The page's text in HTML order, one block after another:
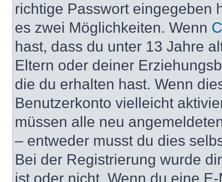
richtige Passwort eingegeben
es zwei Möglichkeiten. Wenn
hast, dass du unter 13 Jahre
Eltern oder deiner
die du erhalten hast. Wenn
Benutzerkonto vielleicht
müssen alle neu
– entweder musst du dies
Bei der Registrierung wurde
ist oder nicht. Wenn du eine